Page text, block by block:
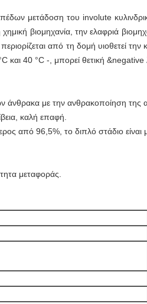
μετάδοση του involute
βιομηχανία, την ελαφριά
από τη δομή υιοθετεί
40 °C -, μπορεί θετική &negative
άνθρακα με την ανθρακοποίηση της
καλή επαφή.
από 96,5%, το διπλό στάδιο
μεταφοράς.